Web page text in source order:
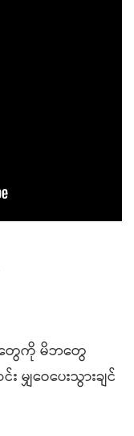
ကို မိဘတွေ
ဝေပေးသွားချင်